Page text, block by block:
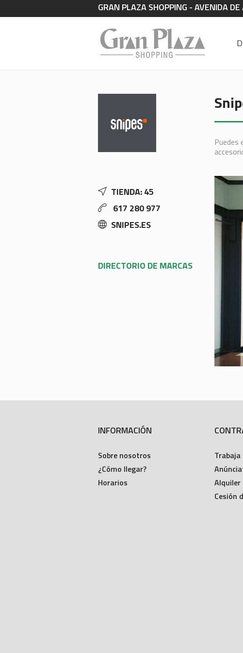
GRAN PLAZA SHOPPING - AVENIDA
TIENDA: 45
617 280 977
SNIPES.ES
DIRECTORIO DE MARCAS
Puedes
INFORMACIÓN
Sobre nosotros
¿Cómo llegar?
Horarios
Alquiler
Cesión